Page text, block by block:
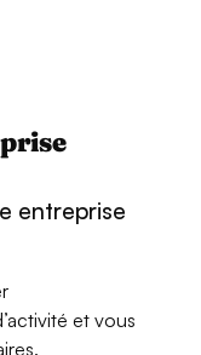
entreprise
et vous